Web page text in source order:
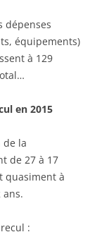
dépenses
équipements)
à 129
en 2015
de la
de 27 à 17
quasiment à
: